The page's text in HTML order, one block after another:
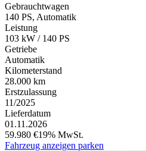
Gebrauchtwagen
140 PS, Automatik
Leistung
103 kW / 140 PS
Getriebe
Automatik
Kilometerstand
28.000 km
Erstzulassung
11/2025
Lieferdatum
01.11.2026
59.980 €19% MwSt.
Fahrzeug anzeigen parken